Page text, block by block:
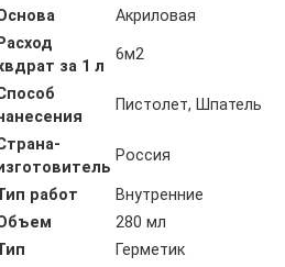
Акриловая
за 1 л
6м2
Пистолет, Шпатель
Россия
работ
Внутренние
280 мл
Герметик